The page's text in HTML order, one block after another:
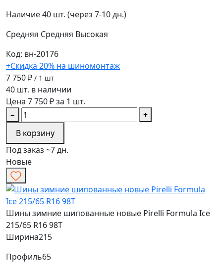
Наличие40 шт. (через 7-10 дн.)
Средняя Средняя Высокая
Код: вн-20176
+Скидка 20% на шиномонтаж
7 750 ₽ / 1 шт
40 шт. в наличии
Цена 7 750 ₽ за 1 шт.
−
+
В корзину
Под заказ ~7 дн.
Новые
Шины зимние шипованные новые Pirelli Formula Ice
215/65 R16 98T
Ширина215
Профиль65